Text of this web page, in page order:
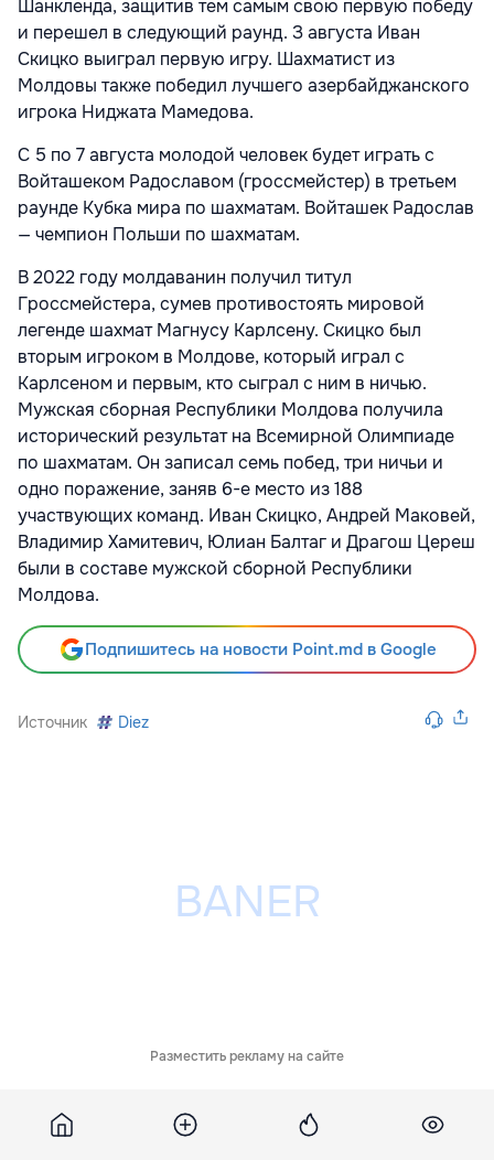
Молдаванин Иван Скицко на Кубке мира по шахматам №28
победил Сэма Шанкленда.
Соревнование проходит с 29 июля по 25 августа
diez.md
Иван Скицко исключил из чемпионата Сэма
Шанкленда, защитив тем самым свою первую победу
Скицко выиграл первую игру. Шахматист из
Молдовы также победил лучшего азербайджанского
игрока Ниджата Мамедова.
С 5 по 7 августа молодой человек будет играть с
Войташеком Радославом (гроссмейстер) в третьем
раунде Кубка мира по шахматам. Войташек Радослав
— чемпион Польши по шахматам.
В 2022 году молдаванин получил титул
Гроссмейстера, сумев противостоять мировой
легенде шахмат Магнусу Карлсену. Скицко был
вторым игроком в Молдове, который играл с
Карлсеном и первым, кто сыграл с ним в ничью.
Мужская сборная Республики Молдова получила
исторический результат на Всемирной Олимпиаде
одно поражение, заняв 6-е место из 188